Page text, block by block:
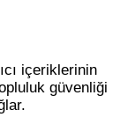
içeriklerinin
güvenliği